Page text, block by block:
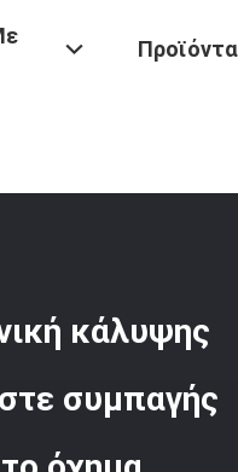
Προϊόντα
κάλυψης
συμπαγής